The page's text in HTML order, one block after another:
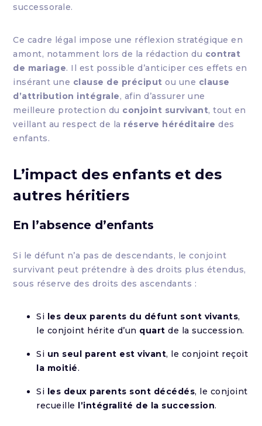
successorale.
Ce cadre légal impose une réflexion stratégique en
amont, notamment lors de la rédaction du contrat
de mariage. Il est possible d’anticiper ces effets en
insérant une clause de préciput ou une clause
d’attribution intégrale, afin d’assurer une
meilleure protection du conjoint survivant, tout en
veillant au respect de la réserve héréditaire des
enfants.
L’impact des enfants et des
autres héritiers
En l’absence d’enfants
Si le défunt n’a pas de descendants, le conjoint
survivant peut prétendre à des droits plus étendus,
sous réserve des droits des ascendants :
Si les deux parents du défunt sont vivants,
le conjoint hérite d’un quart de la succession.
Si un seul parent est vivant, le conjoint reçoit
la moitié.
Si les deux parents sont décédés, le conjoint
recueille l’intégralité de la succession.